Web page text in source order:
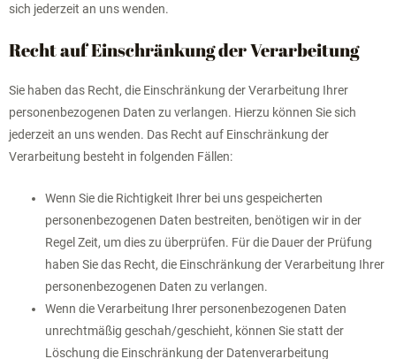
sich jederzeit an uns wenden.
Recht auf Einschränkung der Verarbeitung
Sie haben das Recht, die Einschränkung der Verarbeitung Ihrer
personenbezogenen Daten zu verlangen. Hierzu können Sie sich
jederzeit an uns wenden. Das Recht auf Einschränkung der
Verarbeitung besteht in folgenden Fällen:
Wenn Sie die Richtigkeit Ihrer bei uns gespeicherten
personenbezogenen Daten bestreiten, benötigen wir in der
Regel Zeit, um dies zu überprüfen. Für die Dauer der Prüfung
haben Sie das Recht, die Einschränkung der Verarbeitung Ihrer
personenbezogenen Daten zu verlangen.
Wenn die Verarbeitung Ihrer personenbezogenen Daten
unrechtmäßig geschah/geschieht, können Sie statt der
Löschung die Einschränkung der Datenverarbeitung